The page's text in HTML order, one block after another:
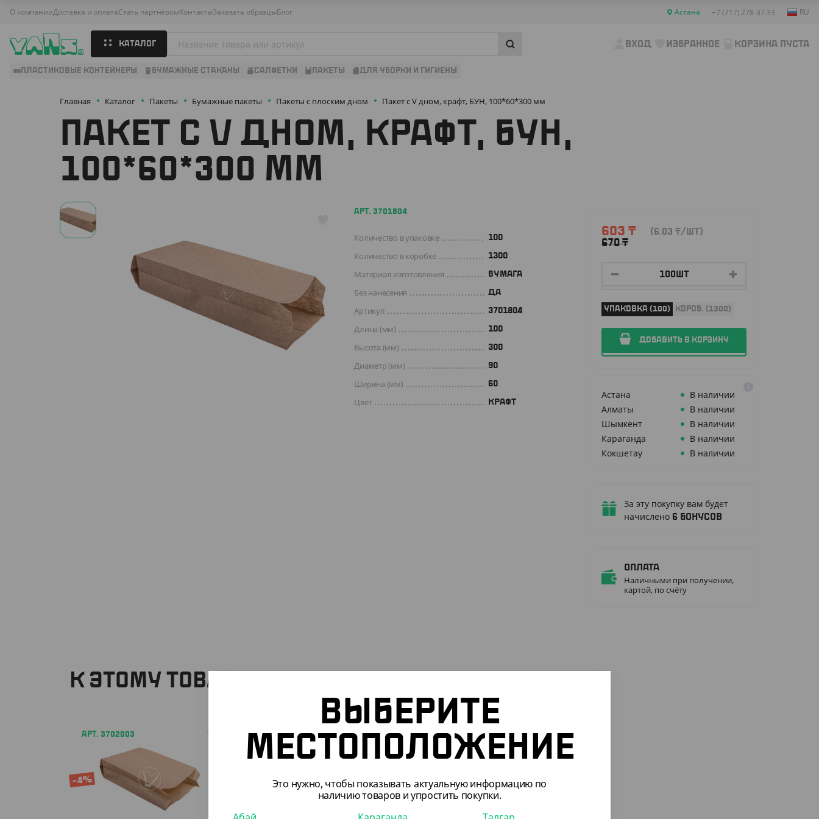
О компанииДоставка и оплатаСтать партнёромКонтактыЗаказать образцыБлог Астана +7 (717) 278-37-33 RU
КАТАЛОГ ВХОД ИЗБРАННОЕ КОРЗИНА ПУСТА
ПЛАСТИКОВЫЕ КОНТЕЙНЕРЫ БУМАЖНЫЕ СТАКАНЫ САЛФЕТКИ ПАКЕТЫ ДЛЯ УБОРКИ И ГИГИЕНЫ
Главная Каталог Пакеты Бумажные пакеты Пакеты с плоским дном Пакет с V дном, крафт, БУН, 100*60*300 мм
ПАКЕТ С V ДНОМ, КРАФТ, БУН,
100*60*300 ММ
603 ₸
670₸
(6.03 ₸/ШТ)
УПАКОВКА (100) КОРОБ. (1300)
ДОБАВИТЬ В КОРЗИНУ
Астана
В наличии
Алматы
В наличии
Шымкент
В наличии
Караганда
В наличии
Кокшетау
В наличии
За эту покупку вам будет
начислено 6 бонусов
Оплата
Наличными при получении,
картой, по счёту
АРТ. 3701804
Количество в упаковке 100
Количество в коробке 1300
Материал изготовления БУМАГА
Без нанесения ДА
Артикул 3701804
Длина (мм) 100
Высота (мм) 300
Диаметр (мм) 90
Ширина (мм) 60
Цвет КРАФТ
К ЭТОМУ ТОВАРУ ПОДХОДЯТ
АРТ. 3702003
-4%
ВЫБЕРИТЕ
МЕСТОПОЛОЖЕНИЕ
Это нужно, чтобы показывать актуальную информацию по
наличию товаров и упростить покупки.